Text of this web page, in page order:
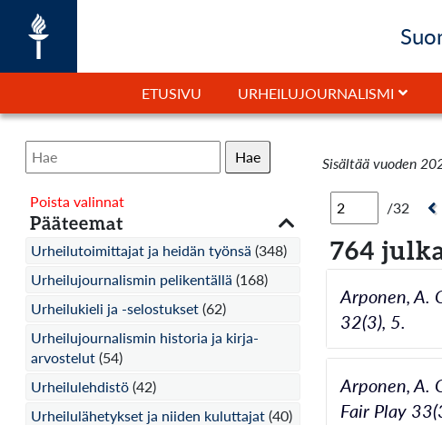
ETUSIVU URHEILUJOURNALISMI
Hae Sisältää vuoden
/32
764
Arponen, A.
32(3), 5.
Arponen, A.
Fair Play
Poista valinnat
Pääteemat
Urheilutoimittajat ja heidän työnsä (348)
Urheilujournalismin pelikentällä (168)
Urheilukieli ja -selostukset (62)
Urheilujournalismin historia ja kirja-
arvostelut (54)
Urheilulehdistö (42)
Urheilulähetykset ja niiden kuluttajat (40)